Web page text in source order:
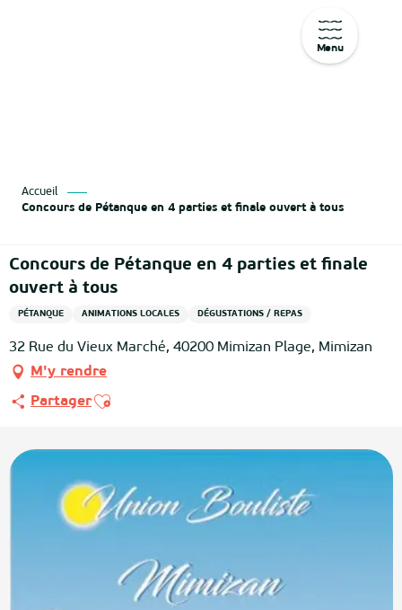
Menu
Accueil
Concours de Pétanque en 4 parties et finale ouvert à tous
Concours de Pétanque en 4 parties et finale
ouvert à tous
PÉTANQUE ANIMATIONS LOCALES DÉGUSTATIONS / REPAS
32 Rue du Vieux Marché, 40200 Mimizan Plage, Mimizan
M'y rendre
PartagerAjouter aux favoris